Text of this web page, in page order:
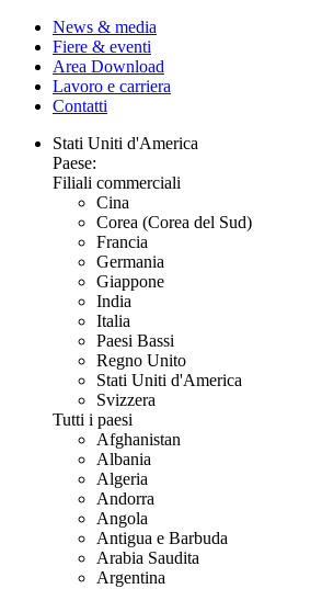
News & media
Fiere & eventi
Area Download
Lavoro e carriera
Contatti
Stati Uniti d'America
Paese:
Filiali commerciali
Cina
Corea (Corea del Sud)
Francia
Germania
Giappone
India
Italia
Paesi Bassi
Regno Unito
Stati Uniti d'America
Svizzera
Tutti i paesi
Afghanistan
Albania
Algeria
Andorra
Angola
Antigua e Barbuda
Arabia Saudita
Argentina